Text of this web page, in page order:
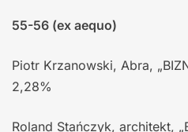
55-56 (ex aequo)
Piotr Krzanowski, Abra,
2,28%
Roland Stańczyk, architekt,